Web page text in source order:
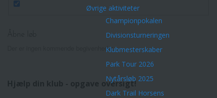
Øvrige aktiviteter
Championpokalen
Divisionsturneringen
Klubmesterskaber
Park Tour 2026
Nytårsløb 2025
Dark Trail Horsens
Der er ingen kommende begivenheder.
Hjælp din klub - opgave oversigt!